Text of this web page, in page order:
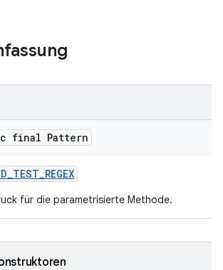
final Pattern
_TEST_REGEX
für die parametrisierte Methode.